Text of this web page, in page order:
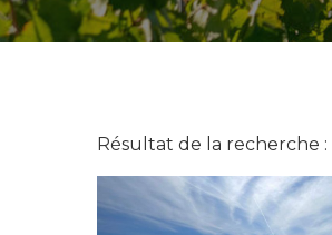
Résultat de la recherche :